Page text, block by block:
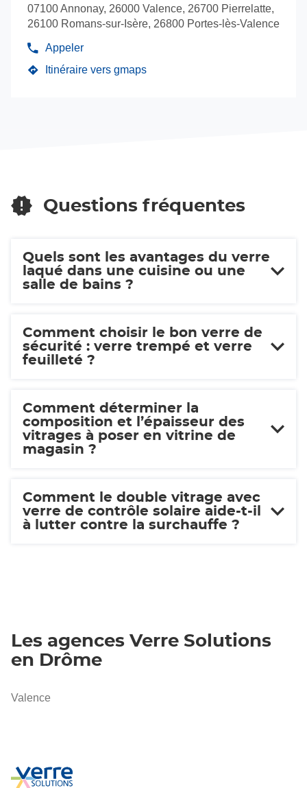
plus
amples
informations
07100 Annonay, 26000 Valence, 26700 Pierrelatte,
26100 Romans-sur-Isère, 26800 Portes-lès-Valence
Appeler
Afficher
le
numéro
Itinéraire vers gmaps
jusqu'au
Questions fréquentes
Quels sont les avantages du verre
laqué dans une cuisine ou une
salle de bains ?
Comment choisir le bon verre de
sécurité : verre trempé et verre
feuilleté ?
Comment déterminer la
composition et l’épaisseur des
vitrages à poser en vitrine de
magasin ?
Comment le double vitrage avec
verre de contrôle solaire aide-t-il
à lutter contre la surchauffe ?
Les agences Verre Solutions
en Drôme
Valence